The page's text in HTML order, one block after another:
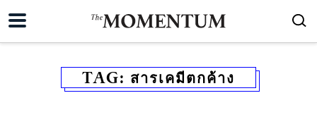
TAG: สารเคมีตกค้าง